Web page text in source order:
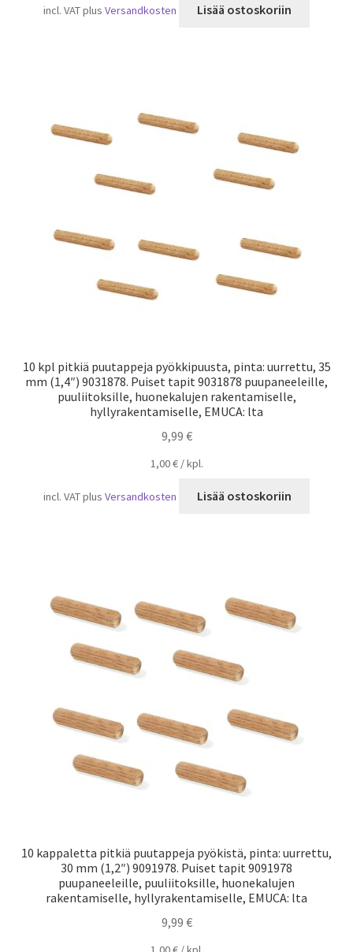
incl. VATplusVersandkosten Lisää ostoskoriin
10 kpl pitkiä puutappeja pyökkipuusta, pinta: uurrettu, 35
mm (1,4″) 9031878. Puiset tapit 9031878 puupaneeleille,
puuliitoksille, huonekalujen rakentamiselle,
hyllyrakentamiselle, EMUCA: lta
9,99 €
1,00€/kpl.
incl. VATplusVersandkosten Lisää ostoskoriin
10 kappaletta pitkiä puutappeja pyökistä, pinta: uurrettu,
30 mm (1,2″) 9091978. Puiset tapit 9091978
puupaneeleille, puuliitoksille, huonekalujen
rakentamiselle, hyllyrakentamiselle, EMUCA: lta
9,99 €